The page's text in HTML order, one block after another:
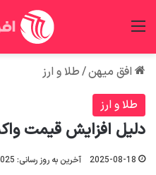
افق میهن/طلا و ارز
طلا و ارز
دلیل افزایش قیمت
2025-08-18 آخرین به روز رسانی: 2025-08-18